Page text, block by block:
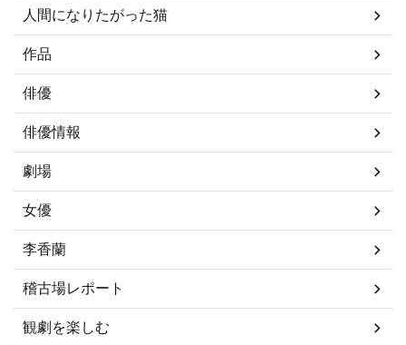
人間になりたがった猫
作品
俳優
俳優情報
劇場
女優
李香蘭
稽古場レポート
観劇を楽しむ